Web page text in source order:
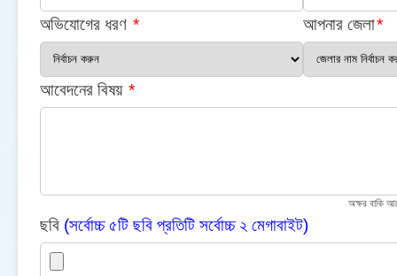
অভিযোগের ধরণ * আপনার জেলা*
আবেদনের বিষয় *
অক্ষর বাকি
ছবি (সর্বোচ্চ ৫টি ছবি প্রতিটি সর্বোচ্চ ২ মেগাবাইট)